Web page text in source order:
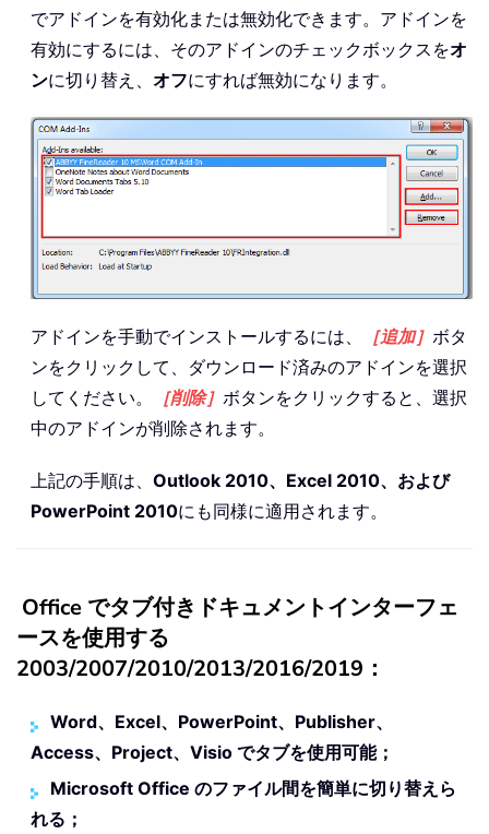
でアドインを有効化または無効化できます。アドインを
有効にするには、そのアドインのチェックボックスをオ
ンに切り替え、 オフにすれば無効になります。
アドインを手動でインストールするには、 ［追加］ ボタ
ンをクリックして、ダウンロード済みのアドインを選択
してください。
［削除］ ボタンをクリックすると、選択
中のアドインが削除されます。
上記の手順は、 Outlook 2010、Excel 2010、および
PowerPoint 2010にも同様に適用されます。
Office でタブ付きドキュメントインターフェ
ースを使用する
2003/2007/2010/2013/2016/2019：
Word、Excel、PowerPoint、Publisher、
Access、Project、Visio でタブを使用可能；
Microsoft Office のファイル間を簡単に切り替えら
れる；